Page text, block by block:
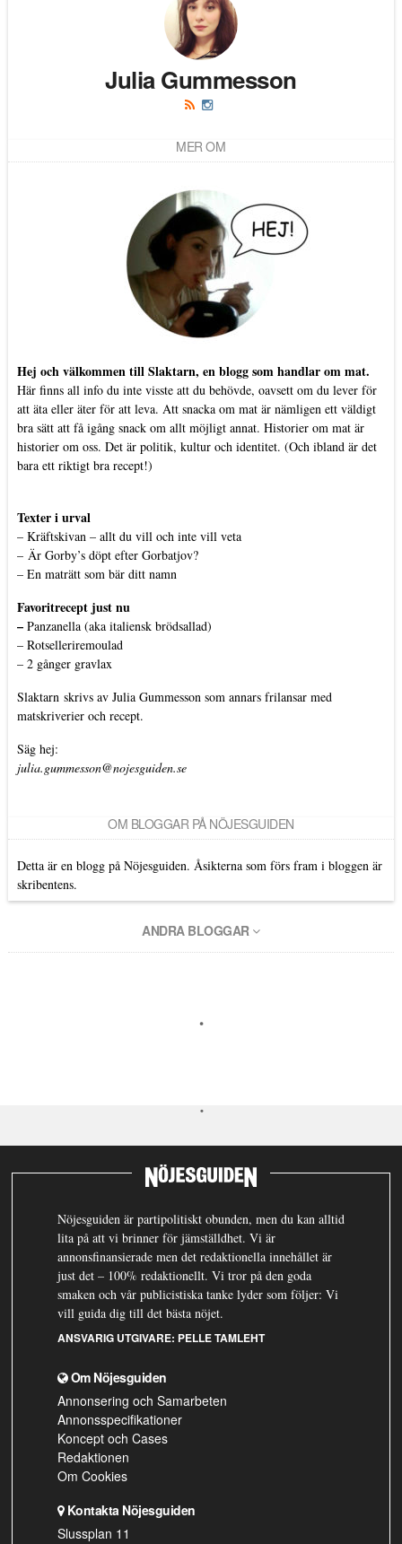
Julia Gummesson
MER OM
Hej och välkommen till Slaktarn, en blogg som handlar om mat.
Här finns all info du inte visste att du behövde, oavsett om du lever för
att äta eller äter för att leva. Att snacka om mat är nämligen ett väldigt
bra sätt att få igång snack om allt möjligt annat. Historier om mat är
historier om oss. Det är politik, kultur och identitet. (Och ibland är det
bara ett riktigt bra recept!)
Texter i urval
– Kräftskivan – allt du vill och inte vill veta
– Är Gorby’s döpt efter Gorbatjov?
– En maträtt som bär ditt namn
Favoritrecept just nu
– Panzanella (aka italiensk brödsallad)
– Rotselleriremoulad
– 2 gånger gravlax
Slaktarn skrivs av Julia Gummesson som annars frilansar med
matskriverier och recept.
Säg hej:
julia.gummesson@nojesguiden.se
OM BLOGGAR PÅ NÖJESGUIDEN
Detta är en blogg på Nöjesguiden. Åsikterna som förs fram i bloggen är
skribentens.
ANDRA BLOGGAR
Nöjesguiden är partipolitiskt obunden, men du kan alltid
lita på att vi brinner för jämställdhet. Vi är
annonsfinansierade men det redaktionella innehållet är
just det – 100% redaktionellt. Vi tror på den goda
smaken och vår publicistiska tanke lyder som följer: Vi
vill guida dig till det bästa nöjet.
ANSVARIG UTGIVARE: PELLE TAMLEHT
Om Nöjesguiden
Annonsering och Samarbeten
Annonsspecifikationer
Koncept och Cases
Redaktionen
Om Cookies
Kontakta Nöjesguiden
Slussplan 11